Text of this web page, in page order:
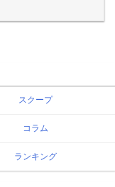
スクープ
コラム
ランキング